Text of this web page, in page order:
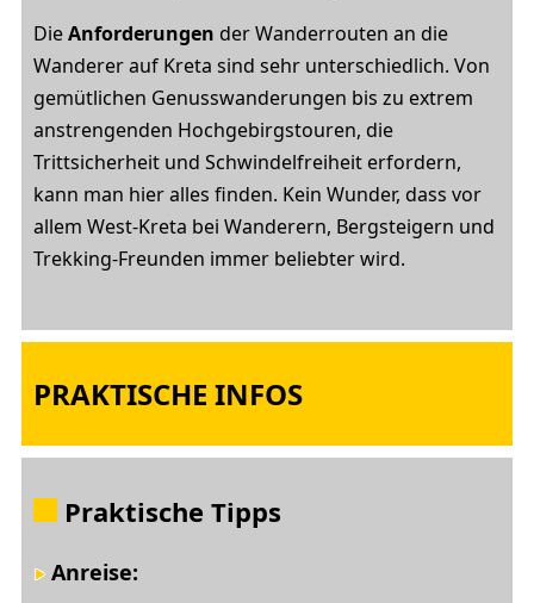
DieAnforderungen der Wanderrouten an die
Wanderer auf Kreta sind sehr unterschiedlich. Von
gemütlichen Genusswanderungen bis zu extrem
anstrengenden Hochgebirgstouren, die
Trittsicherheit und Schwindelfreiheit erfordern,
kann man hier alles finden. Kein Wunder, dass vor
allem West-Kreta bei Wanderern, Bergsteigern und
Trekking-Freunden immer beliebter wird.
PRAKTISCHE INFOS
Praktische Tipps
Anreise: